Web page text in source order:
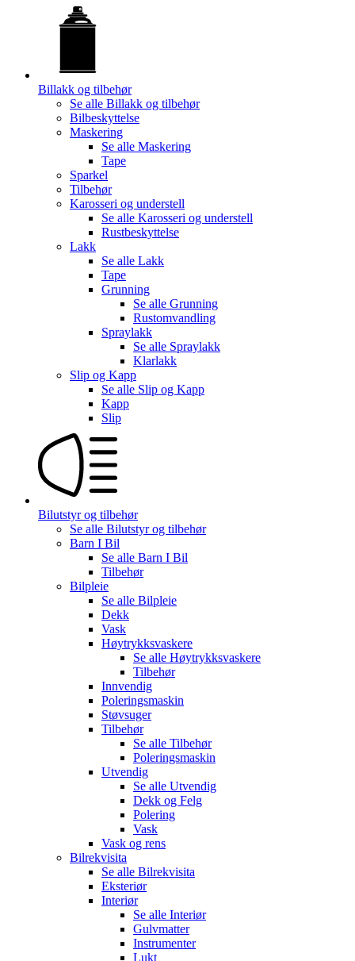
Billakk og tilbehør
Se alle Billakk og tilbehør
Bilbeskyttelse
Maskering
Se alle Maskering
Tape
Sparkel
Tilbehør
Karosseri og understell
Se alle Karosseri og understell
Rustbeskyttelse
Lakk
Se alle Lakk
Tape
Grunning
Se alle Grunning
Rustomvandling
Spraylakk
Se alle Spraylakk
Klarlakk
Slip og Kapp
Se alle Slip og Kapp
Kapp
Slip
Bilutstyr og tilbehør
Se alle Bilutstyr og tilbehør
Barn I Bil
Se alle Barn I Bil
Tilbehør
Bilpleie
Se alle Bilpleie
Dekk
Vask
Høytrykksvaskere
Se alle Høytrykksvaskere
Tilbehør
Innvendig
Poleringsmaskin
Støvsuger
Tilbehør
Se alle Tilbehør
Poleringsmaskin
Utvendig
Se alle Utvendig
Dekk og Felg
Polering
Vask
Vask og rens
Bilrekvisita
Se alle Bilrekvisita
Eksteriør
Interiør
Se alle Interiør
Gulvmatter
Instrumenter
Lukt